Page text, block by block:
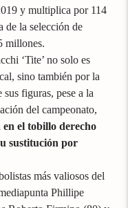
y multiplica por 114
de la selección de
millones.
‘Tite’ no solo es
sino también por la
figuras, pese a la
del campeonato,
el tobillo derecho
sustitución por
más valiosos del
Phillipe